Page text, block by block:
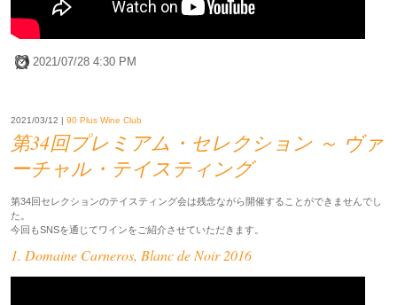
2021/07/28 4:30 PM
2021/03/12 | 90 Plus Wine Club
第34回プレミアム・セレクション ～ ヴァ
ーチャル・テイスティング
第34回セレクションのテイスティング会は残念ながら開催することができませんでし
た。
今回もSNSを通じてワインをご紹介させていただきます。
1. Domaine Carneros, Blanc de Noir 2016